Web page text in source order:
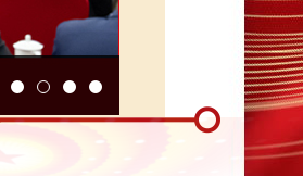
习近平在参加江